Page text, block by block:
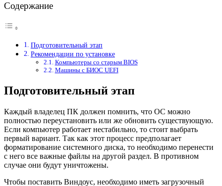
Содержание
Подготовительный этап
Рекомендации по установке
Компьютеры со старым BIOS
Машины с БИОС UEFI
Подготовительный этап
Каждый владелец ПК должен помнить, что ОС можно
полностью переустановить или же обновить существующую.
Если компьютер работает нестабильно, то стоит выбрать
первый вариант. Так как этот процесс предполагает
форматирование системного диска, то необходимо перенести
с него все важные файлы на другой раздел. В противном
случае они будут уничтожены.
Чтобы поставить Виндоус, необходимо иметь загрузочный